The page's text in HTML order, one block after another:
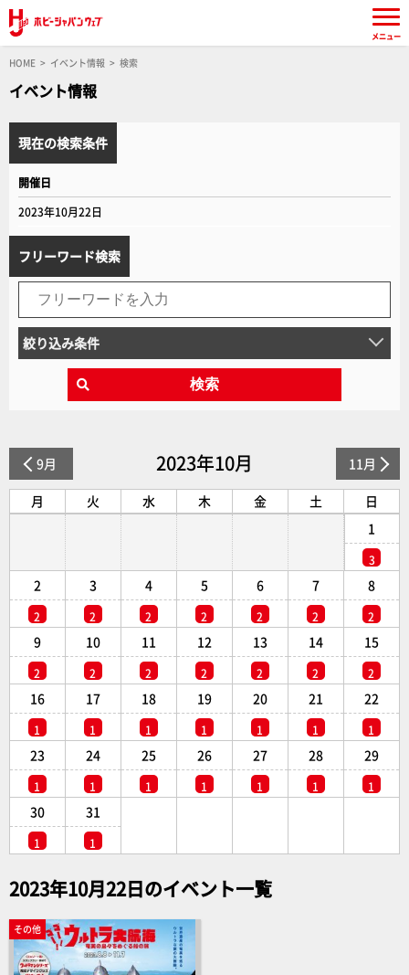
HOME イベント情報 検索
イベント情報
現在の検索条件
開催日
2023年10月22日
フリーワード検索
絞り込み条件
検索
9月 2023年10月 11月
月 火 水 木 金 土
日
1
3
2
2
3
2
4
2
5
2
6
2
7
2
8
2
9
2
10
2
11
2
12
2
13
2
14
2
15
2
16
1
17
1
18
1
19
1
20
1
21
1
22
1
23
1
24
1
25
1
26
1
27
1
28
1
29
1
30
1
31
1
2023年10月22日のイベント一覧
その他
メニュー